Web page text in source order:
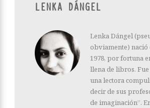
LENKA DÁNGEL
Lenka Dángel
obviamente) nació
1978, por fortuna
llena de libros.
una lectora
decir de sus
de imaginación”.